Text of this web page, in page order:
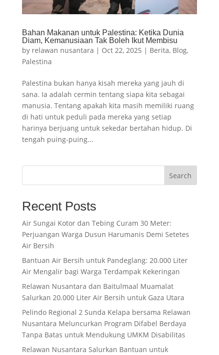
Bahan Makanan untuk Palestina: Ketika Dunia
Diam, Kemanusiaan Tak Boleh Ikut Membisu
by relawan nusantara | Oct 22, 2025 | Berita, Blog,
Palestina
Palestina bukan hanya kisah mereka yang jauh di
sana. Ia adalah cermin tentang siapa kita sebagai
manusia. Tentang apakah kita masih memiliki ruang
di hati untuk peduli pada mereka yang setiap
harinya berjuang untuk sekedar bertahan hidup. Di
tengah puing-puing...
Search
Recent Posts
Air Sungai Kotor dan Tebing Curam 30 Meter:
Perjuangan Warga Dusun Harumanis Demi Setetes
Air Bersih
Bantuan Air Bersih untuk Pandeglang: 20.000 Liter
Air Mengalir bagi Warga Terdampak Kekeringan
Relawan Nusantara dan Baitulmaal Muamalat
Salurkan 20.000 Liter Air Bersih untuk Gaza Utara
Pelindo Regional 2 Sunda Kelapa bersama Relawan
Nusantara Meluncurkan Program Difabel Berdaya
Tanpa Batas untuk Mendukung UMKM Disabilitas
Relawan Nusantara Salurkan Bantuan untuk